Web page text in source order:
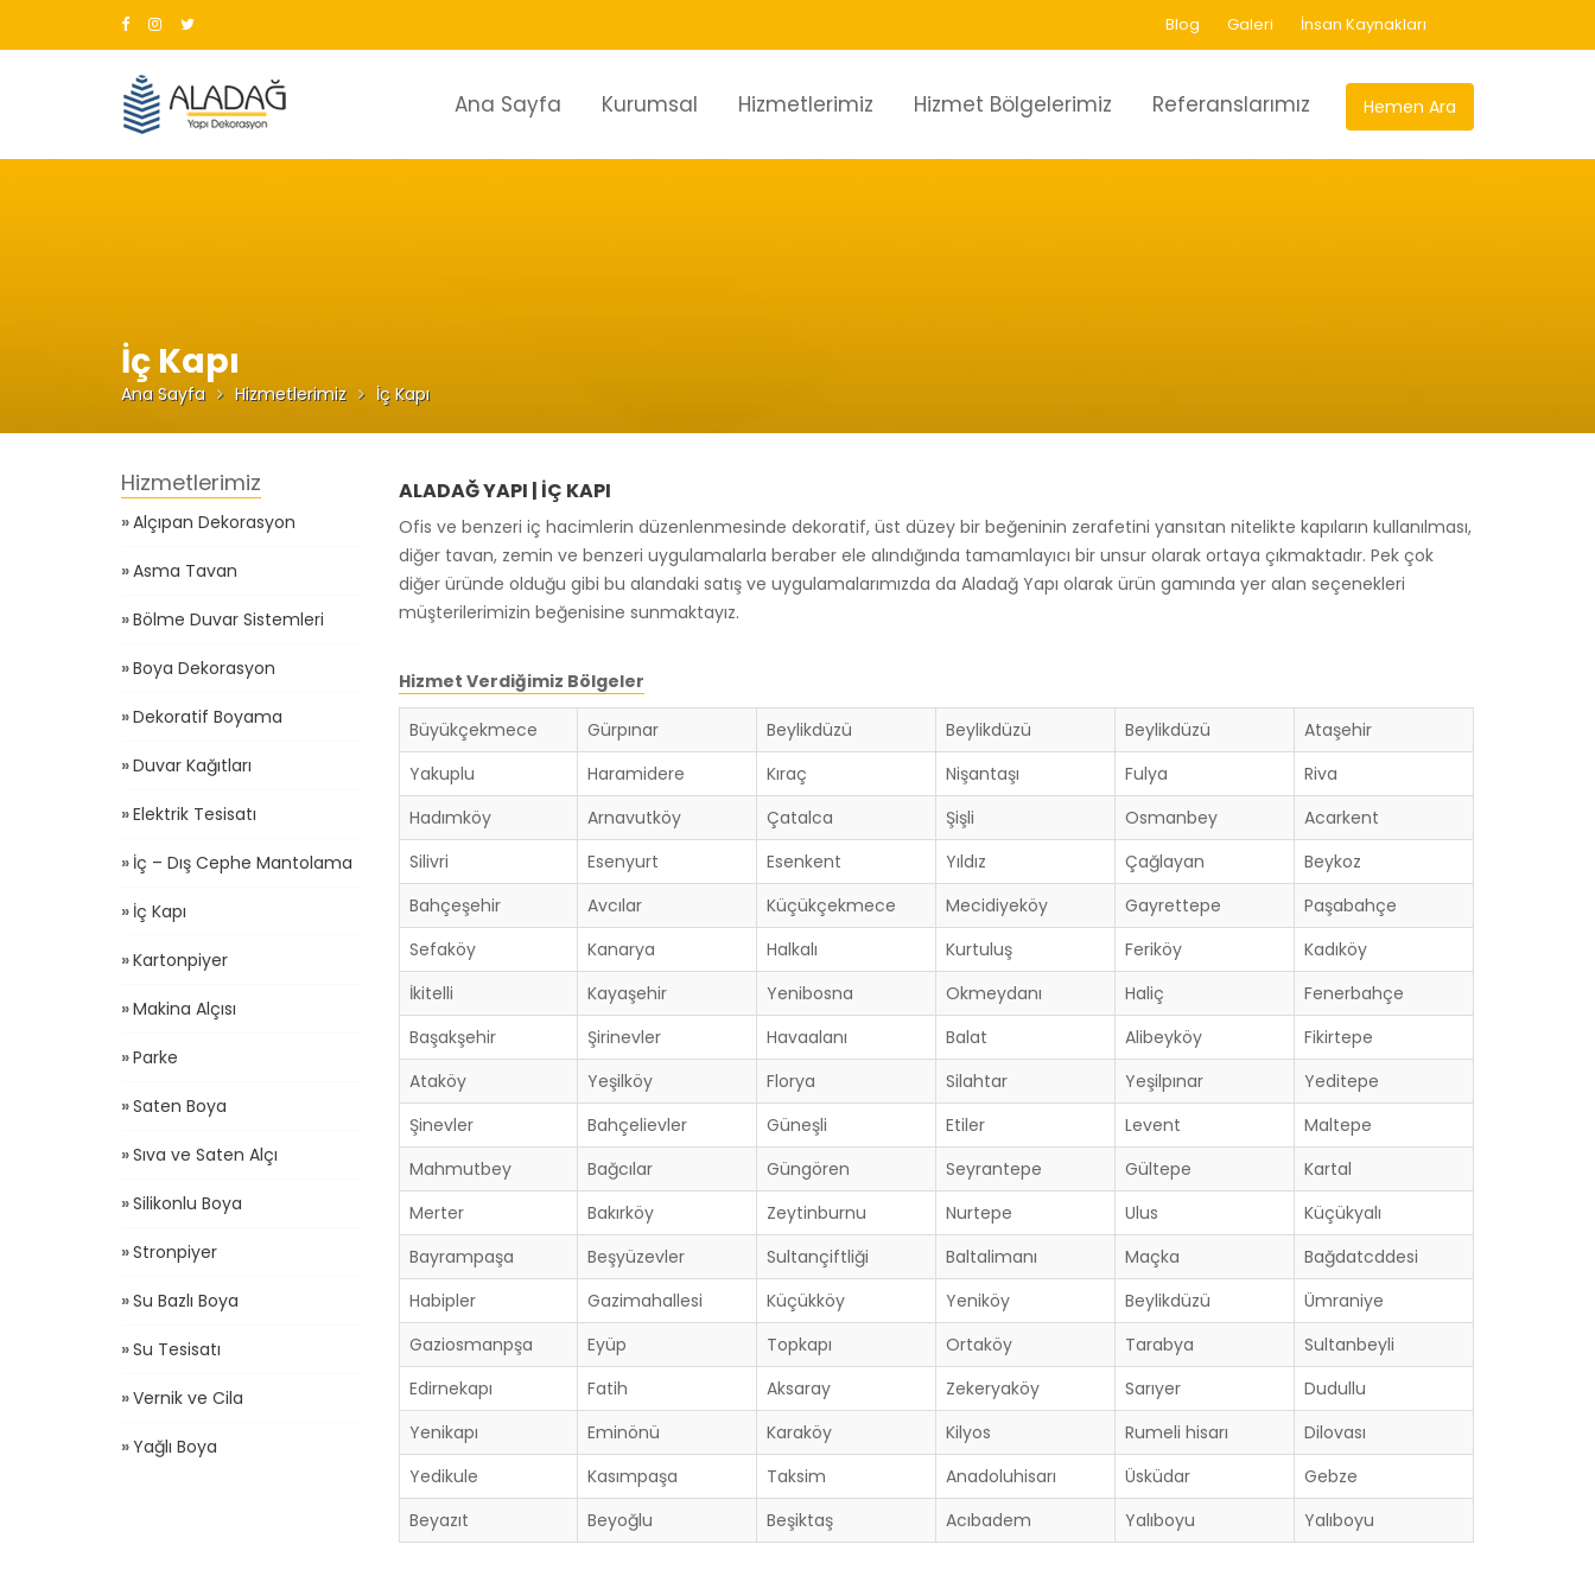
Blog Galeri İnsan Kaynakları
Hemen Ara
Ana Sayfa Kurumsal Hizmetlerimiz Hizmet Bölgelerimiz Referanslarımız
İç Kapı
Ana Sayfa Hizmetlerimiz İç Kapı
Alçıpan Dekorasyon
Asma Tavan
Bölme Duvar Sistemleri
Boya Dekorasyon
Dekoratif Boyama
Duvar Kağıtları
Elektrik Tesisatı
İç – Dış Cephe Mantolama
İç Kapı
Kartonpiyer
Makina Alçısı
Parke
Saten Boya
Sıva ve Saten Alçı
Silikonlu Boya
Stronpiyer
Su Bazlı Boya
Su Tesisatı
Vernik ve Cila
Yağlı Boya
ALADAĞ YAPI | İÇ KAPI
Ofis ve benzeri iç hacimlerin düzenlenmesinde dekoratif, üst düzey bir beğeninin zerafetini yansıtan nitelikte kapıların kullanılması,
diğer tavan, zemin ve benzeri uygulamalarla beraber ele alındığında tamamlayıcı bir unsur olarak ortaya çıkmaktadır. Pek çok
diğer üründe olduğu gibi bu alandaki satış ve uygulamalarımızda da Aladağ Yapı olarak ürün gamında yer alan seçenekleri
müşterilerimizin beğenisine sunmaktayız.
Hizmet Verdiğimiz Bölgeler
Büyükçekmece Gürpınar Beylikdüzü Beylikdüzü Beylikdüzü
Ataşehir
Yakuplu
Haramidere Kıraç Nişantaşı Fulya
Riva
Hadımköy
Arnavutköy Çatalca Şişli Osmanbey
Acarkent
Silivri
Esenyurt Esenkent Yıldız Çağlayan
Beykoz
Bahçeşehir
Avcılar Küçükçekmece Mecidiyeköy Gayrettepe
Paşabahçe
Sefaköy
Kanarya Halkalı Kurtuluş Feriköy
Kadıköy
İkitelli
Kayaşehir Yenibosna Okmeydanı Haliç
Fenerbahçe
Başakşehir
Şirinevler Havaalanı Balat Alibeyköy
Fikirtepe
Ataköy
Yeşilköy Florya Silahtar Yeşilpınar
Yeditepe
Şinevler
Bahçelievler Güneşli Etiler Levent
Maltepe
Mahmutbey
Bağcılar Güngören Seyrantepe Gültepe
Kartal
Merter
Bakırköy Zeytinburnu Nurtepe Ulus
Küçükyalı
Bayrampaşa
Beşyüzevler Sultançiftliği Baltalimanı Maçka
Bağdatcddesi
Habipler
Gazimahallesi Küçükköy Yeniköy Beylikdüzü
Ümraniye
Gaziosmanpşa
Eyüp Topkapı Ortaköy Tarabya
Sultanbeyli
Edirnekapı
Fatih Aksaray Zekeryaköy Sarıyer
Dudullu
Yenikapı
Eminönü Karaköy Kilyos Rumeli hisarı
Dilovası
Yedikule
Kasımpaşa Taksim Anadoluhisarı Üsküdar
Gebze
Beyazıt
Beyoğlu Beşiktaş Acıbadem Yalıboyu Yalıboyu